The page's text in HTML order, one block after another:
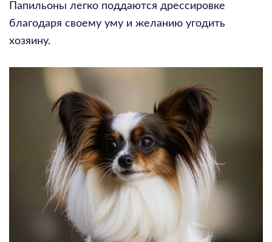
Папильоны легко поддаются дрессировке
благодаря своему уму и желанию угодить
хозяину.